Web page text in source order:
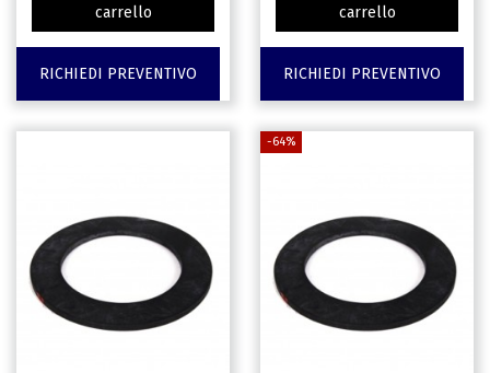
carrello
RICHIEDI PREVENTIVO
carrello
RICHIEDI PREVENTIVO
-64%